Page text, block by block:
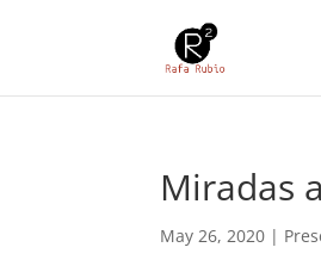
Miradas
May 26, 2020 |